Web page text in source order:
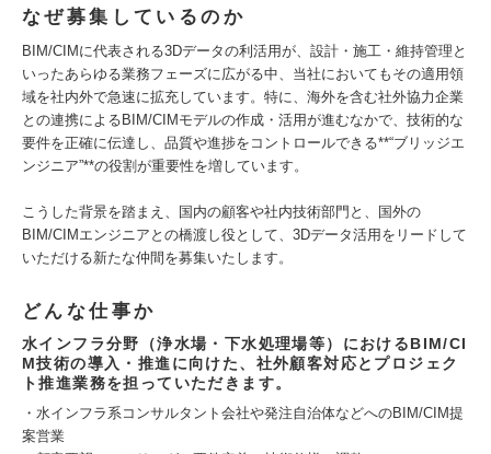
なぜ募集しているのか
BIM/CIMに代表される3Dデータの利活用が、設計・施工・維持管理と
いったあらゆる業務フェーズに広がる中、当社においてもその適用領
域を社内外で急速に拡充しています。特に、海外を含む社外協力企業
との連携によるBIM/CIMモデルの作成・活用が進むなかで、技術的な
要件を正確に伝達し、品質や進捗をコントロールできる**“ブリッジエ
ンジニア”**の役割が重要性を増しています。
こうした背景を踏まえ、国内の顧客や社内技術部門と、国外の
BIM/CIMエンジニアとの橋渡し役として、3Dデータ活用をリードして
いただける新たな仲間を募集いたします。
どんな仕事か
水インフラ分野（浄水場・下水処理場等）におけるBIM/CI
M技術の導入・推進に向けた、社外顧客対応とプロジェク
ト推進業務を担っていただきます。
・水インフラ系コンサルタント会社や発注自治体などへのBIM/CIM提
案営業